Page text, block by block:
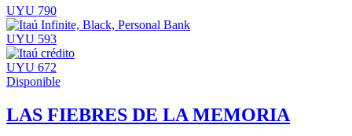
UYU 790
UYU 593
UYU 672
Disponible
LAS FIEBRES DE LA MEMORIA